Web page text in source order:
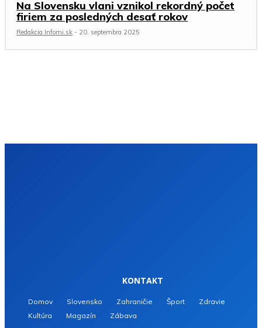
Na Slovensku vlani vznikol rekordný počet
firiem za posledných desať rokov
Redakcia Infomi.sk - 20. septembra 2025
KONTAKT
Domov Slovensko Zahraničie Šport
Zdravie
Kultúra
Magazín Zábava